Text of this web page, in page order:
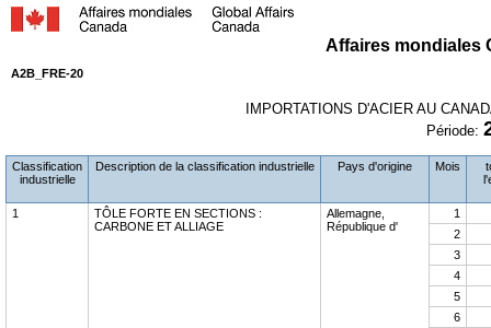
Affaires mondiales
A2B_FRE-20
IMPORTATIONS D'ACIER AU
Période:
Classification
industrielle
Description de la classification industrielle Pays d'origine Mois
1
TÔLE FORTE EN SECTIONS :
CARBONE ET ALLIAGE
Allemagne,
République d'
1
2
3
4
5
6